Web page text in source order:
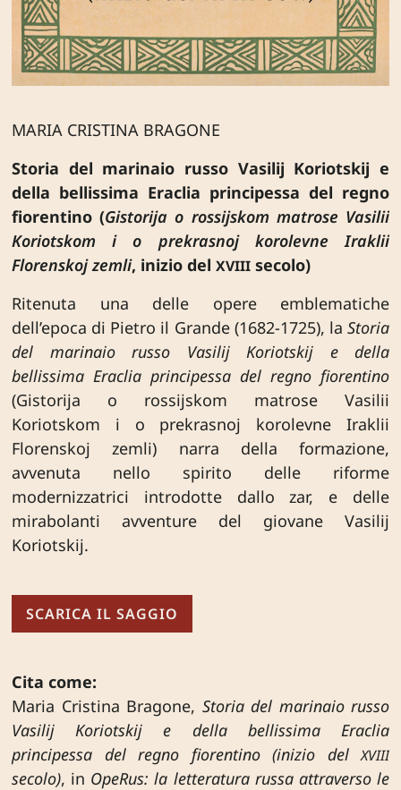
MARIA CRISTINA BRAGONE
Storia del marinaio russo Vasilij Koriotskij e
della bellissima Eraclia principessa del regno
fiorentino (Gistorija o rossijskom matrose Vasilii
Koriotskom i o prekrasnoj korolevne Iraklii
Florenskoj zemli, inizio del XVIII secolo)
Ritenuta una delle opere emblematiche
dell’epoca di Pietro il Grande (1682-1725), la Storia
del marinaio russo Vasilij Koriotskij e della
bellissima Eraclia principessa del regno fiorentino
(Gistorija o rossijskom matrose Vasilii
Koriotskom i o prekrasnoj korolevne Iraklii
Florenskoj zemli) narra della formazione,
avvenuta nello spirito delle riforme
modernizzatrici introdotte dallo zar, e delle
mirabolanti avventure del giovane Vasilij
Koriotskij.
SCARICA IL SAGGIO
Cita come:
Maria Cristina Bragone, Storia del marinaio russo
Vasilij Koriotskij e della bellissima Eraclia
principessa del regno fiorentino (inizio del XVIII
secolo), in OpeRus: la letteratura russa attraverso le